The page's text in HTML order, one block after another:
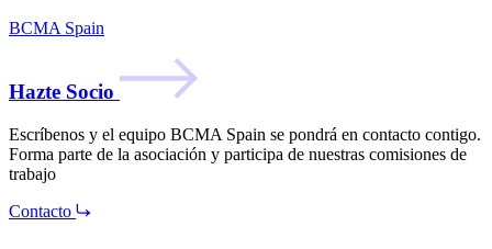
BCMA Spain
Hazte Socio
Escríbenos y el equipo BCMA Spain se pondrá en contacto contigo.
Forma parte de la asociación y participa de nuestras comisiones de
trabajo
Contacto